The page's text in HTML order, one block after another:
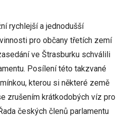
rychlejší a jednodušší
pro občany třetích zemí
ve Štrasburku schválili
Posílení této takzvané
kterou si některé země
zrušením krátkodobých víz pro
českých členů parlamentu